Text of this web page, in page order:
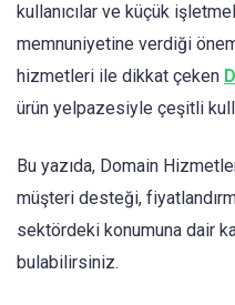
kullanıcılar ve küçük
memnuniyetine verdiği
hizmetleri ile dikkat çeken
ürün yelpazesiyle çeşitli
Bu yazıda, Domain
müşteri desteği,
sektördeki konumuna dair
bulabilirsiniz.